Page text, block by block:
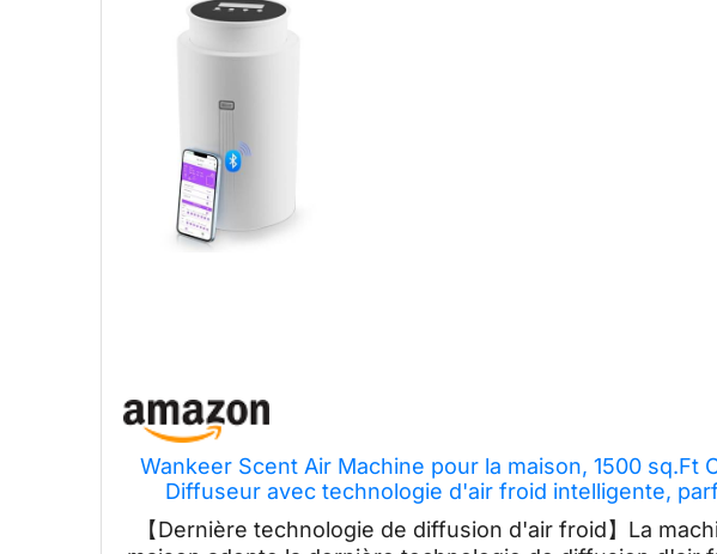
Wankeer Scent Air Machine pour la maison, 1500 sq.Ft
Diffuseur avec technologie d'air froid intelligente,
diffuseur d'huile sans eau Bluetooth
【Dernière technologie de diffusion d'air froid】La